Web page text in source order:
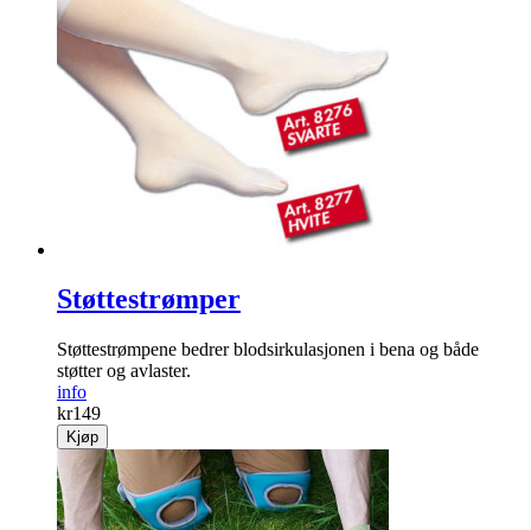
Støttestrømper
Støttestrømpene bedrer blodsirkulasjonen i bena og både
støtter og avlaster.
info
kr149
Kjøp